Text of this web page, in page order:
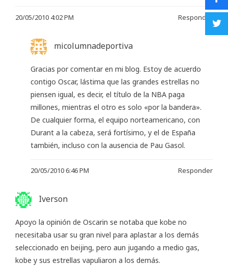
20/05/2010 4:02 PM Responder
micolumnadeportiva
Gracias por comentar en mi blog. Estoy de acuerdo
contigo Oscar, lástima que las grandes estrellas no
piensen igual, es decir, el título de la NBA paga
millones, mientras el otro es solo «por la bandera».
De cualquier forma, el equipo norteamericano, con
Durant a la cabeza, será fortísimo, y el de España
también, incluso con la ausencia de Pau Gasol.
20/05/2010 6:46 PM Responder
Iverson
Apoyo la opinión de Oscarin se notaba que kobe no
necesitaba usar su gran nivel para aplastar a los demás
seleccionado en beijing, pero aun jugando a medio gas,
kobe y sus estrellas vapuliaron a los demás.